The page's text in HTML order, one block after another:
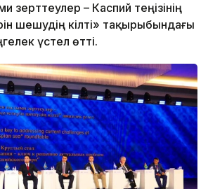
зерттеулер – Каспий теңізінің
шешудің кілті» тақырыбындағы
үстел өтті.